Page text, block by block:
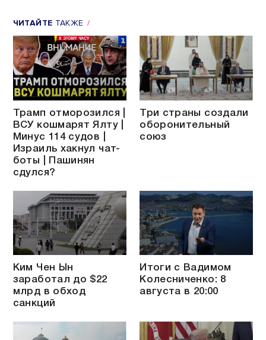
ЧИТАЙТЕ ТАКЖЕ
Трамп отморозился |
ВСУ кошмарят Ялту |
Минус 114 судов |
Израиль хакнул чат-
боты | Пашинян
сдулся?
Три страны создали
оборонительный
союз
Ким Чен Ын
заработал до $22
млрд в обход
санкций
Итоги с Вадимом
Колесниченко: 8
августа в 20:00